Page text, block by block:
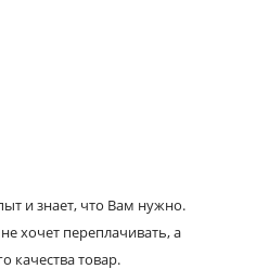
и знает, что Вам нужно.
хочет переплачивать, а
качества товар.